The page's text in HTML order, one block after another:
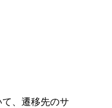
、遷移先のサ